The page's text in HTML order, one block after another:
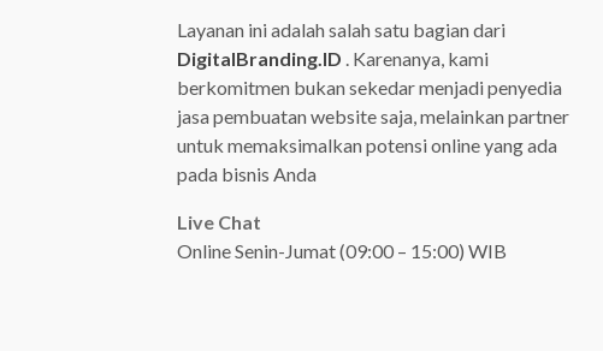
Layanan ini adalah salah satu bagian dari
DigitalBranding.ID . Karenanya, kami
berkomitmen bukan sekedar menjadi penyedia
jasa pembuatan website saja, melainkan partner
untuk memaksimalkan potensi online yang ada
pada bisnis Anda
Live Chat
Online Senin-Jumat (09:00 – 15:00) WIB